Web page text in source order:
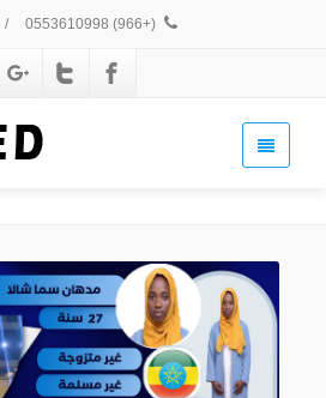
(+966) 0553610998
/